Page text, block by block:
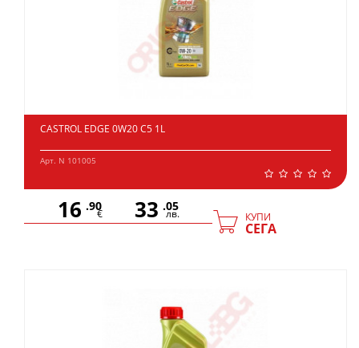
CASTROL EDGE 0W20 C5 1L
Арт. N 101005
16 .90
€ 33 .05
лв. КУПИ
СЕГА